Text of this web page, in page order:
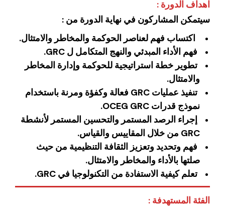
اهداف الدورة :
سيتمكن المشاركون في نهاية الدورة من :
‏‏ ‏اكتساب فهم لعناصر الحوكمة والمخاطر والامتثال.
‏فهم الأداء المبدئي والنهج المتكامل ل GRC‏.
‏تطوير خطة استراتيجية للحوكمة وإدارة المخاطر
والامتثال.
‏تنفيذ عمليات GRC فعالة وكفؤة ومرنة باستخدام
نموذج قدرات OCEG GRC‏.
‏إجراء الرصد المستمر والتحسين المستمر لأنشطة
GRC من خلال المقاييس والقياس.
‏فهم وتحديد وتعزيز الثقافة التنظيمية من حيث
صلتها بالأداء والمخاطر والامتثال.
تعلم كيفية الاستفادة من التكنولوجيا في GRC‏.
الفئة المستهدفة :